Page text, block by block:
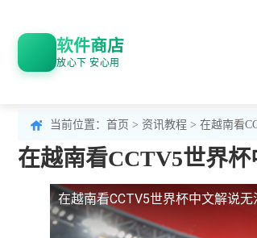
软件商店
放心下 安心用
当前位置： 首页 > 资讯教程 > 在越南看
在越南看CCTV5世界
在越南看CCTV5世界杯中文解说无